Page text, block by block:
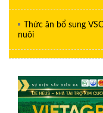
Thức ăn bổ sung
nuôi